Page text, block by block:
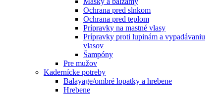
Ochrana pred slnkom
Ochrana pred teplom
Prípravky na mastné vlasy
Prípravky proti lupinám a vypadávaniu
vlasov
Šampóny
Pre mužov
Kadernícke potreby
Balayage/ombré lopatky a hrebene
Hrebene